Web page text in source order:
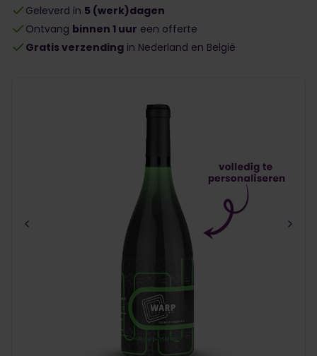
Geleverd in 5 (werk)dagen
Ontvang binnen 1 uur een offerte
Gratis verzending in Nederland en België